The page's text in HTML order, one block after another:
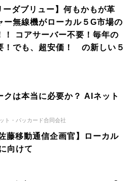
ーダブリュー】何もかもが革
ー無線機がローカル５G市場の
！ コアサーバー不要！毎年の
！でも、超安価！ の新しい５
クは本当に必要か？ AIネット
ト・パッカード合同会社
藤移動通信企画官】ローカル
向けて